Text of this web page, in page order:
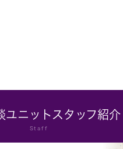
ユニットスタッフ紹介
Staff